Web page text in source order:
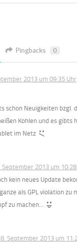
Pingbacks 0
2013 um 09:35 Uhr
schon Neuigkeiten bzgl.
Kohlen und es gibts
im Netz
September 2013 um
kein neues Update
als GPL violation zu
zu machen…
September 2013 um